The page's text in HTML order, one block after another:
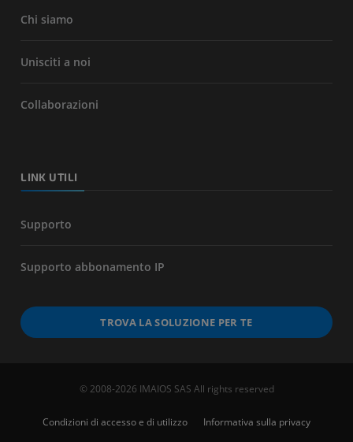
Chi siamo
Unisciti a noi
Collaborazioni
LINK UTILI
Supporto
Supporto abbonamento IP
TROVA LA SOLUZIONE PER TE
© 2008-2026 IMAIOS SAS All rights reserved
Condizioni di accesso e di utilizzo Informativa sulla privacy